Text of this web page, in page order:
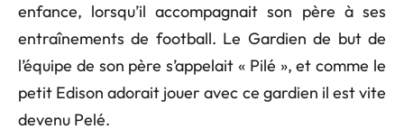
enfance, lorsqu’il accompagnait son père à ses
entraînements de football. Le Gardien de but de
l’équipe de son père s’appelait « Pilé », et comme le
petit Edison adorait jouer avec ce gardien il est vite
devenu Pelé.